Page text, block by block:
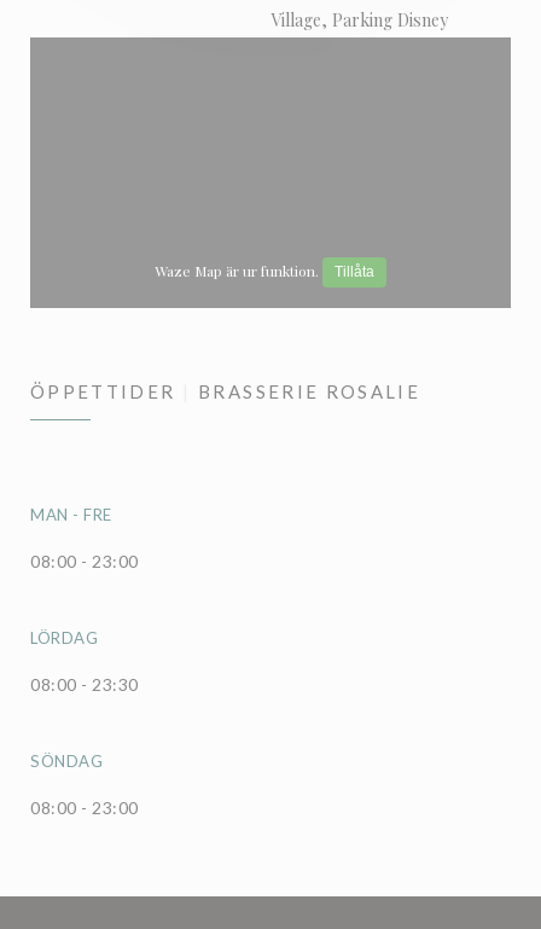
Village, Parking Disney
Waze Map är ur funktion. Tillåta
ÖPPETTIDER BRASSERIE ROSALIE
MAN - FRE
08:00 - 23:00
LÖRDAG
08:00 - 23:30
SÖNDAG
08:00 - 23:00